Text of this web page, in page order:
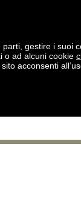
gestire i suoi
o ad alcuni cookie
acconsenti